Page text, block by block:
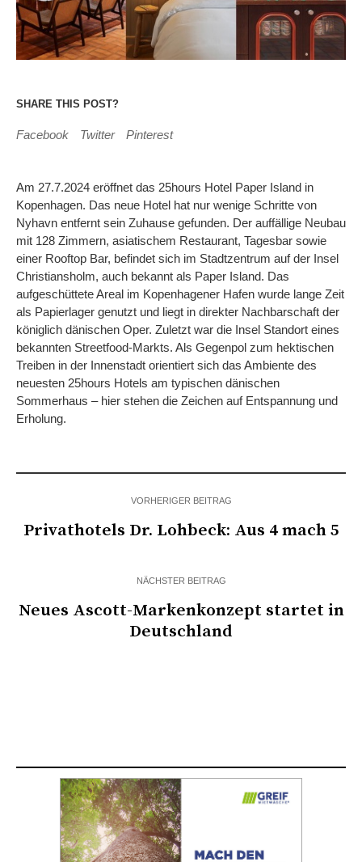
SHARE THIS POST?
Facebook Twitter Pinterest
Am 27.7.2024 eröffnet das 25hours Hotel Paper Island in
Kopenhagen. Das neue Hotel hat nur wenige Schritte von
Nyhavn entfernt sein Zuhause gefunden. Der auffällige Neubau
mit 128 Zimmern, asiatischem Restaurant, Tagesbar sowie
einer Rooftop Bar, befindet sich im Stadtzentrum auf der Insel
Christiansholm, auch bekannt als Paper Island. Das
aufgeschüttete Areal im Kopenhagener Hafen wurde lange Zeit
als Papierlager genutzt und liegt in direkter Nachbarschaft der
königlich dänischen Oper. Zuletzt war die Insel Standort eines
bekannten Streetfood-Markts. Als Gegenpol zum hektischen
Treiben in der Innenstadt orientiert sich das Ambiente des
neuesten 25hours Hotels am typischen dänischen
Sommerhaus – hier stehen die Zeichen auf Entspannung und
Erholung.
VORHERIGER BEITRAG
Privathotels Dr. Lohbeck: Aus 4 mach 5
NÄCHSTER BEITRAG
Neues Ascott-Markenkonzept startet in
Deutschland